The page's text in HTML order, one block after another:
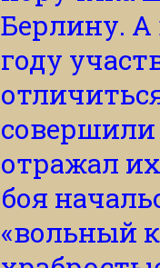
Берлину. А
году
отражал
боя
«вольный